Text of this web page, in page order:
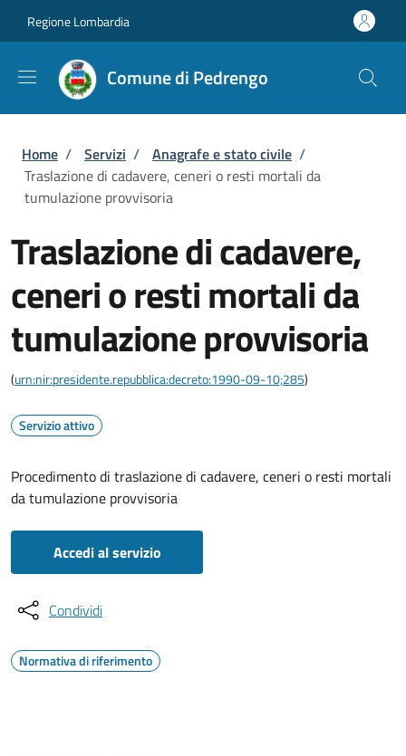
Regione Lombardia
Comune di Pedrengo
Briciole di pane
Home / Servizi / Anagrafe e stato civile /
Traslazione di cadavere, ceneri o resti mortali da
tumulazione provvisoria
Traslazione di cadavere,
ceneri o resti mortali da
tumulazione provvisoria
(urn:nir:presidente.repubblica:decreto:1990-09-10;285)
Servizio attivo
Procedimento di traslazione di cadavere, ceneri o resti mortali
da tumulazione provvisoria
Accedi al servizio
Condividi
Normativa di riferimento